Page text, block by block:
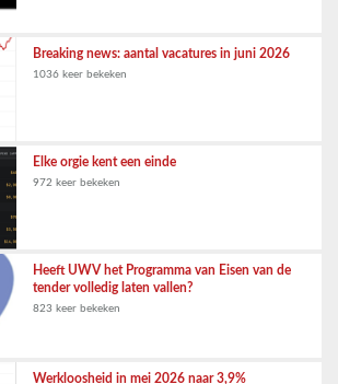
Breaking news: aantal vacatures in juni 2026
1036 keer bekeken
Elke orgie kent een einde
972 keer bekeken
Heeft UWV het Programma van Eisen van de
tender volledig laten vallen?
823 keer bekeken
Werkloosheid in mei 2026 naar 3,9%